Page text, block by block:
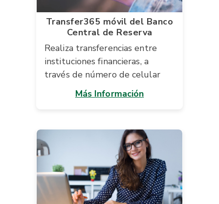
Transfer365 móvil del Banco
Central de Reserva
Realiza transferencias entre
instituciones financieras, a
través de número de celular
Más Información